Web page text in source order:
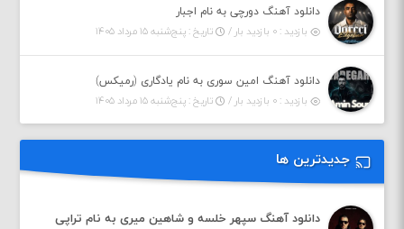
دانلود آهنگ دورچی به نام اجبار
بازدید : ۰ بازدید بار /
تاریخ : پنج‌شنبه ۱۵ مرداد ۱۴۰۵
دانلود آهنگ امین سوری به نام یادگاری (رمیکس)
بازدید : ۰ بازدید بار /
تاریخ : پنج‌شنبه ۱۵ مرداد ۱۴۰۵
جدیدترین ها
دانلود آهنگ سپهر خلسه و شاهین میری به نام تراپی